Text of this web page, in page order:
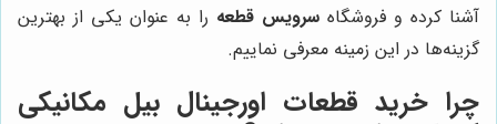
آشنا کرده و فروشگاه سرویس قطعه را به عنوان یکی از بهترین
گزینه‌ها در این زمینه معرفی نماییم.
چرا خرید قطعات اورجینال بیل مکانیکی